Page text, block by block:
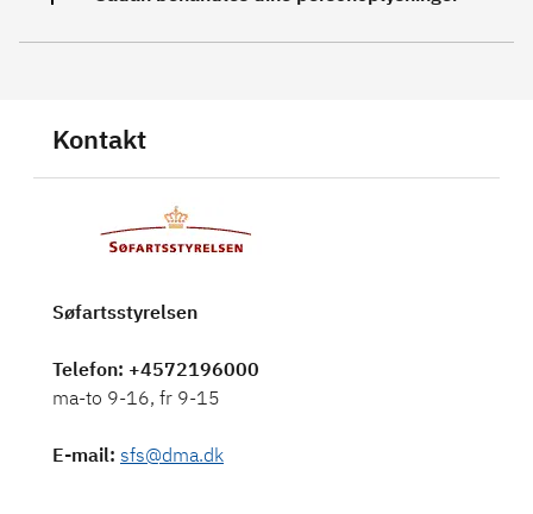
Kontakt
Søfartsstyrelsen
Telefon: +4572196000
ma-to 9-16, fr 9-15
E-mail: sfs@dma.dk